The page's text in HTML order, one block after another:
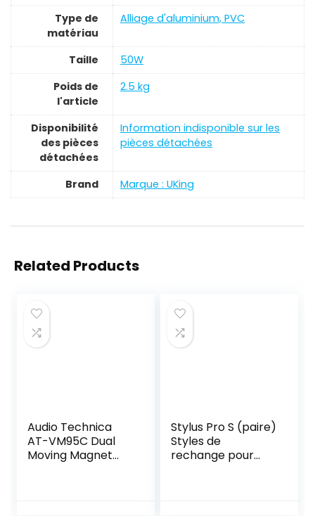
Type de
matériau
‎Alliage d'aluminium, PVC
Taille
‎50W
Poids de
l'article
‎2.5 kg
Disponibilité
des pièces
détachées
‎Information indisponible sur les
pièces détachées
Brand Marque : UKing
Related Products
Audio Technica
AT-VM95C Dual
Moving Magnet
Stylus Pro S (paire)
Styles de
rechange pour